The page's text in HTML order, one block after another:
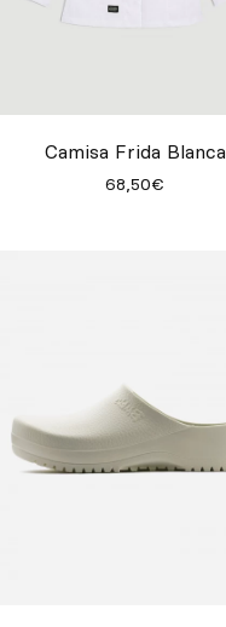
Camisa Frida Blanca
68,50€